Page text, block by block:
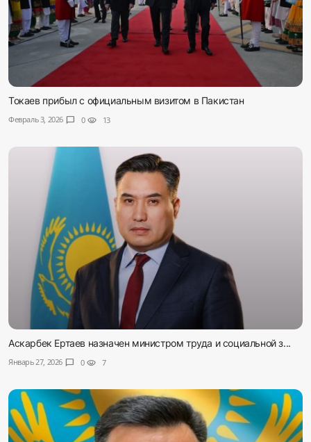
Токаев прибыл с официальным визитом в Пакистан
Февраль 3, 2026 chat_bubble 0 visibility 13
Аскарбек Ертаев назначен министром труда и социальной з...
Январь 27, 2026 chat_bubble 0 visibility 7